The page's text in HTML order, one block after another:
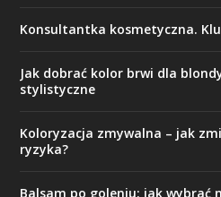
Konsultantka kosmetyczna.
Jak dobrać kolor brwi dla
stylistyczne
Koloryzacja zmywalna – jak
ryzyka?
Balsam po goleniu: jak wybrać